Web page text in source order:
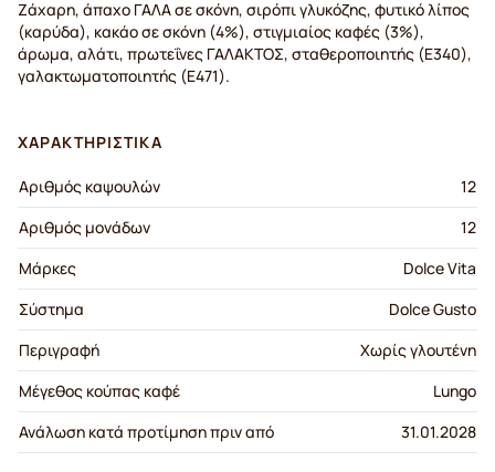
Ζάχαρη, άπαχο ΓΑΛΑ σε σκόνη, σιρόπι γλυκόζης, φυτικό λίπος
(καρύδα), κακάο σε σκόνη (4%), στιγμιαίος καφές (3%),
άρωμα, αλάτι, πρωτεΐνες ΓΑΛΑΚΤΟΣ, σταθεροποιητής (E340),
γαλακτωματοποιητής (E471).
ΧΑΡΑΚΤΗΡΙΣΤΙΚΆ
Αριθμός καψουλών
12
Αριθμός μονάδων
12
Μάρκες
Dolce Vita
Σύστημα
Dolce Gusto
Περιγραφή
Χωρίς γλουτένη
Μέγεθος κούπας καφέ
Lungo
Ανάλωση κατά προτίμηση πριν από
31.01.2028